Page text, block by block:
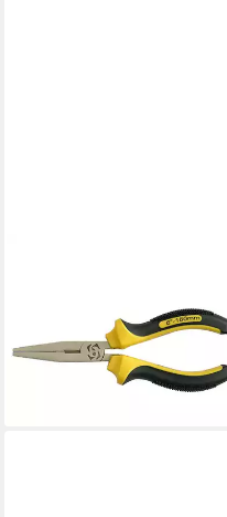
UVP20,28 €
-17%
lieferbar - in 8-10 Werktagen bei